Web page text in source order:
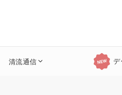
清流通信 デ